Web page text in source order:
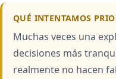
QUÉ INTENTAMOS
Muchas veces una
decisiones más
realmente no hacen